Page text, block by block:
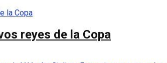
reyes de la Copa